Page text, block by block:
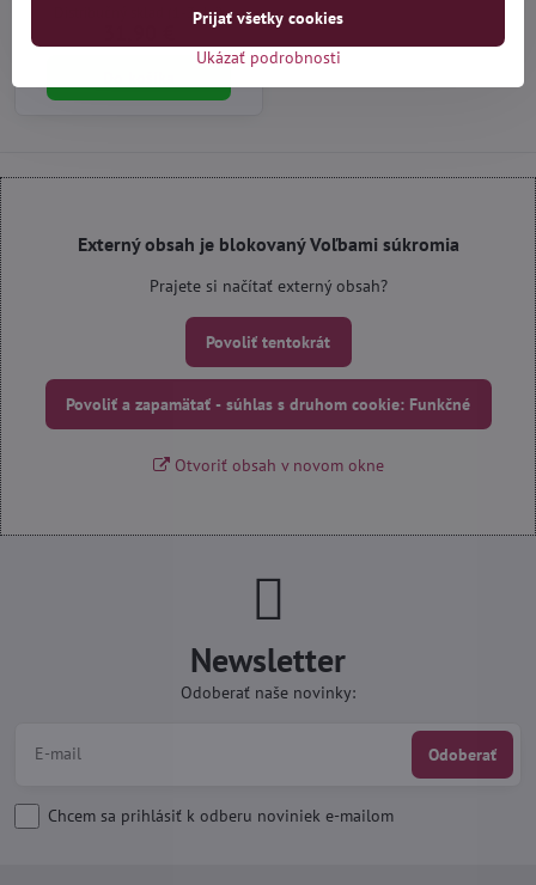
Distribučný sklad (1-3 dni)
Externý obsah je blokovaný Voľbami súkromia
Prajete si načítať externý obsah?
Povoliť tentokrát
Povoliť a zapamätať - súhlas s druhom cookie: Funkčné
Otvoriť obsah v novom okne
Newsletter
Odoberať naše novinky:
Odoberať
Chcem sa prihlásiť k odberu noviniek e-mailom
Ukázať podrobnosti
Prijať všetky cookies